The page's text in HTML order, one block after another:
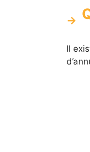
Il